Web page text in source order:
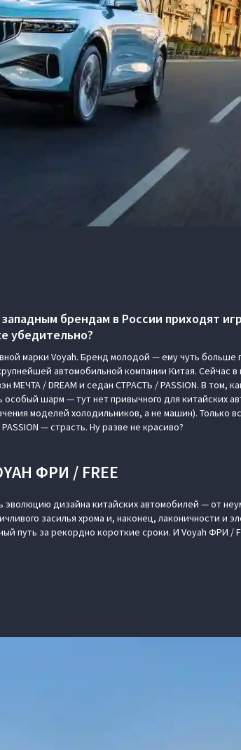
брендам в России приходят
убедительно?
марки Voyah. Бренд молодой — ему чуть больше
автомобильной компании Китая. Сейчас
МЕЧТА / DREAM и седан СТРАСТЬ / PASSION. В том,
шарм — тут нет привычного для китайских
моделей холодильников, а не машин). Только
— страсть. Ну разве не красиво?
ФРИ / FREE
эволюцию дизайна китайских автомобилей — от
засилья хрома и, наконец, лаконичности и
путь за рекордно короткие сроки. И Voyah ФРИ /